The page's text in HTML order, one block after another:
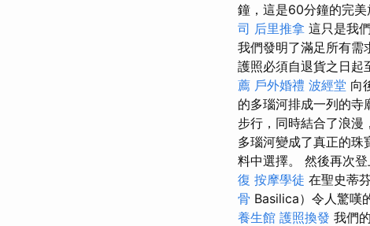
鐘，這是60分鐘的完美
司 后里推拿 這只是我
我們發明了滿足所有需
護照必須自退貨之日起
薦 戶外婚禮 波經堂 向
的多瑙河排成一列的寺
步行，同時結合了浪漫
多瑙河變成了真正的珠
料中選擇。 然後再次
復 按摩學徒 在聖史蒂
骨 Basilica）令人驚嘆
養生館 護照換發 我們